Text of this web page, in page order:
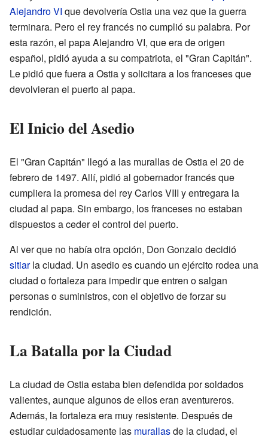
Alejandro VI que devolvería Ostia una vez que la guerra
terminara. Pero el rey francés no cumplió su palabra. Por
esta razón, el papa Alejandro VI, que era de origen
español, pidió ayuda a su compatriota, el "Gran Capitán".
Le pidió que fuera a Ostia y solicitara a los franceses que
devolvieran el puerto al papa.
El Inicio del Asedio
El "Gran Capitán" llegó a las murallas de Ostia el 20 de
febrero de 1497. Allí, pidió al gobernador francés que
cumpliera la promesa del rey Carlos VIII y entregara la
ciudad al papa. Sin embargo, los franceses no estaban
dispuestos a ceder el control del puerto.
Al ver que no había otra opción, Don Gonzalo decidió
sitiarla ciudad. Un asedio es cuando un ejército rodea una
ciudad o fortaleza para impedir que entren o salgan
personas o suministros, con el objetivo de forzar su
rendición.
La Batalla por la Ciudad
La ciudad de Ostia estaba bien defendida por soldados
valientes, aunque algunos de ellos eran aventureros.
Además, la fortaleza era muy resistente. Después de
estudiar cuidadosamente las murallasde la ciudad, el